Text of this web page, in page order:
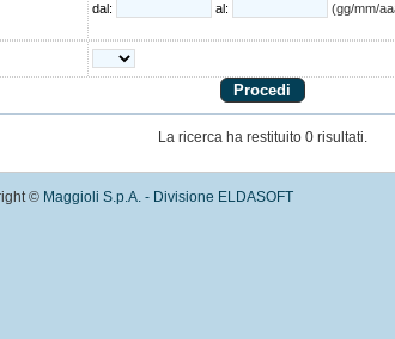
dal: al: (gg/mm/
La ricerca ha restituito 0 risultati.
© Maggioli S.p.A. - Divisione ELDASOFT